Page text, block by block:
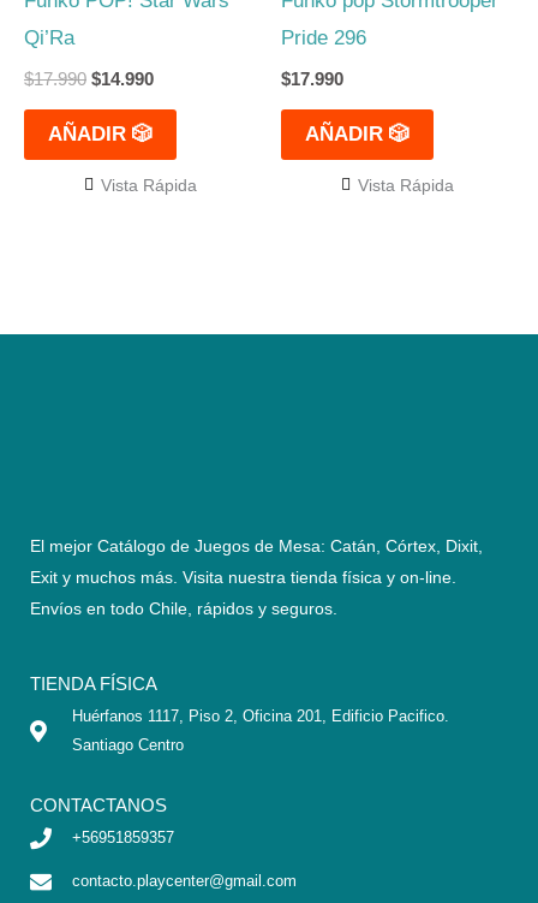
Qi’Ra
$17.990 $14.990
AÑADIR 🎲
Vista Rápida
Pride 296
$17.990
AÑADIR 🎲
Vista Rápida
El mejor Catálogo de Juegos de Mesa: Catán, Córtex, Dixit,
Exit y muchos más. Visita nuestra tienda física y on-line.
Envíos en todo Chile, rápidos y seguros.
TIENDA FÍSICA
Huérfanos 1117, Piso 2, Oficina 201, Edificio Pacifico.
Santiago Centro
CONTACTANOS
+56951859357
contacto.playcenter@gmail.com